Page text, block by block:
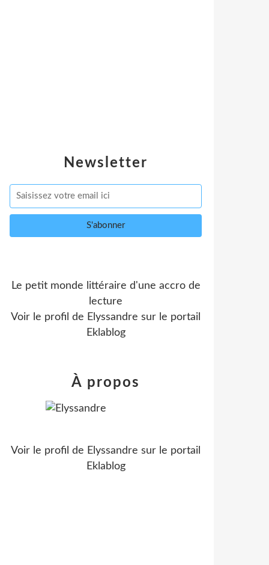
Newsletter
Le petit monde littéraire d'une accro de
lecture
Voir le profil de Elyssandre sur le portail
Eklablog
À propos
Voir le profil de Elyssandre sur le portail
Eklablog